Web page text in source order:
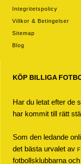
Integritetspolicy
Villkor & Betingelser
Sitemap
Blog
KÖP BILLIGA
Har du letat efter de
har kommit till rätt
Som den ledande
det bästa urvalet av
fotbollsklubbarna